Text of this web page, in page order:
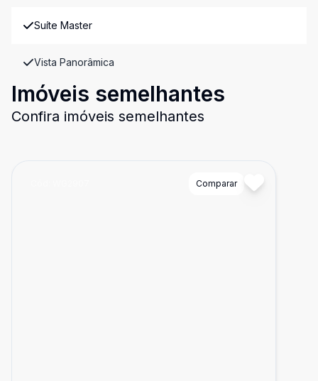
Suíte Master
Vista Panorâmica
Imóveis semelhantes
Confira imóveis semelhantes
Comparar